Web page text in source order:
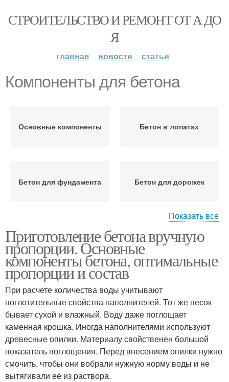
СТРОИТЕЛЬСТВО И РЕМОНТ ОТ А ДО
Я
главная новости статьи
Компоненты для бетона
Основные компоненты Бетон в лопатах
Бетон для фундамента Бетон для дорожек
Дорожки из бетона
Показать все
Приготовление бетона вручную
пропорции. Основные
компоненты бетона, оптимальные
пропорции и состав
При расчете количества воды учитывают
поглотительные свойства наполнителей. Тот же песок
бывает сухой и влажный. Воду даже поглощает
каменная крошка. Иногда наполнителями используют
древесные опилки. Материалу свойственен большой
показатель поглощения. Перед внесением опилки нужно
смочить, чтобы они вобрали нужную норму воды и не
вытягивали ее из раствора.